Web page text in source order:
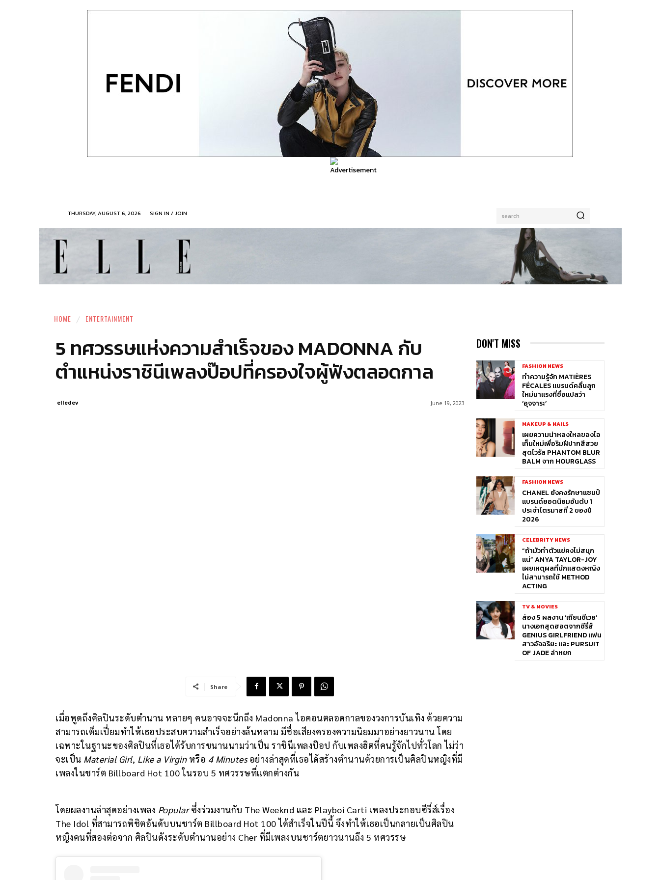
THURSDAY, AUGUST 6, 2026 search
SIGN IN / JOIN
HOME ENTERTAINMENT
5 ทศวรรษแห่งความสำเร็จของ MADONNA กับ
ตำแหน่งราชินีเพลงป๊อปที่ครองใจผู้ฟังตลอดกาล
June 19, 2023
elledev
Share
เมื่อพูดถึงศิลปินระดับตำนาน หลายๆ คนอาจจะนึกถึง Madonna ไอคอนตลอดกาลของวงการบันเทิง ด้วยความ
สามารถเต็มเปี่ยมทำให้เธอประสบความสำเร็จอย่างล้นหลาม มีชื่อเสียงครองความนิยมมาอย่างยาวนาน โดย
เฉพาะในฐานะของศิลปินที่เธอได้รับการขนานนามว่าเป็น ราชินีเพลงป๊อป กับเพลงฮิตที่คนรู้จักไปทั่วโลก ไม่ว่า
จะเป็น Material Girl, Like a Virginหรือ 4 Minutesอย่างล่าสุดที่เธอได้สร้างตำนานด้วยการเป็นศิลปินหญิงที่มี
เพลงในชาร์ต Billboard Hot 100 ในรอบ 5 ทศวรรษที่แตกต่างกัน
โดยผลงานล่าสุดอย่างเพลง Popularซึ่งร่วมงานกับ The Weeknd และ Playboi Carti เพลงประกอบซีรี่ส์เรื่อง
The Idol ที่สามารถพิชิตอันดับบนชาร์ต Billboard Hot 100 ได้สำเร็จในปีนี้ จึงทำให้เธอเป็นกลายเป็นศิลปิน
หญิงคนที่สองต่อจาก ศิลปินดังระดับตำนานอย่าง Cher ที่มีเพลงบนชาร์ตยาวนานถึง 5 ทศวรรษ
DON'T MISS
FASHION NEWS
ทำความรู้จัก MATIÈRES
FÉCALES แบรนด์คลื่นลูก
ใหม่มาแรงที่ชื่อแปลว่า
‘อุจจาระ’
MAKEUP & NAILS
เผยความน่าหลงใหลของไอ
เท็มใหม่เพื่อริมฝีปากสีสวย
สุดไวรัล PHANTOM BLUR
BALM จาก HOURGLASS
FASHION NEWS
CHANEL ยังคงรักษาแชมป์
แบรนด์ยอดนิยมอันดับ 1
ประจำไตรมาสที่ 2 ของปี
2026
CELEBRITY NEWS
“ถ้ามัวทำตัวแย่คงไม่สนุก
แน่” ANYA TAYLOR-JOY
เผยเหตุผลที่นักแสดงหญิง
ไม่สามารถใช้ METHOD
ACTING
TV & MOVIES
ส่อง 5 ผลงาน ‘เถียนซีเวย’
นางเอกสุดฮอตจากซีรี่ส์
GENIUS GIRLFRIEND แฟน
สาวอัจฉริยะ และ PURSUIT
OF JADE ล่าหยก